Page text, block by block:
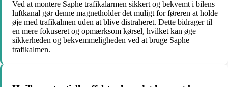
Ved at montere Saphe trafikalarmen sikkert og bekvemt i bilens
luftkanal gør denne magnetholder det muligt for føreren at holde
øje med trafikalmen uden at blive distraheret. Dette bidrager til
en mere fokuseret og opmærksom kørsel, hvilket kan øge
sikkerheden og bekvemmeligheden ved at bruge Saphe
trafikalmen.